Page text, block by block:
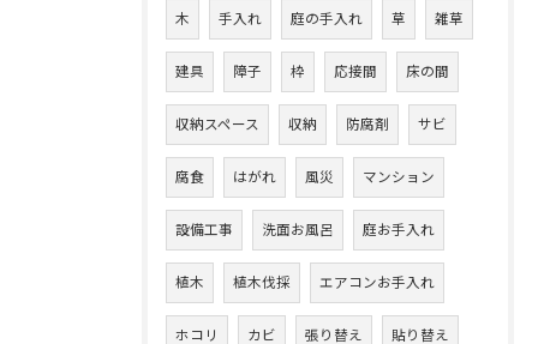
木 手入れ 庭の手入れ 草 雑草
建具 障子 枠 応接間 床の間
収納スペース 収納 防腐剤 サビ
腐食 はがれ 風災 マンション
設備工事 洗面お風呂 庭お手入れ
植木 植木伐採 エアコンお手入れ
ホコリ カビ 張り替え 貼り替え